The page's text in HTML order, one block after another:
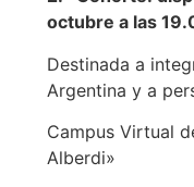
octubre a las
Destinada a
Argentina y a
Campus Virtual
Alberdi»